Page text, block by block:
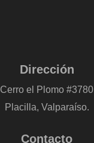
Dirección
Cerro el Plomo #3780
Placilla, Valparaíso.
Contacto